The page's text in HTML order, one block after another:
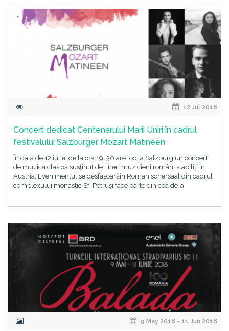
12 Jul 2018
Concert dedicat Centenarului Marii Uniri în cadrul
festivalului Salzburger Mozart Matineen
În data de 12 iulie, de la ora 19. 30 are loc la Salzburg un concert
de muzică clasică susţinut de tineri muzicieni români stabiliţi în
Austria. Evenimentul se desfăşoarăîn Romanischersaal din cadrul
complexului monastic Sf. Petruşi face parte din cea de-a
9 May 2018 - 11 Jun 2018